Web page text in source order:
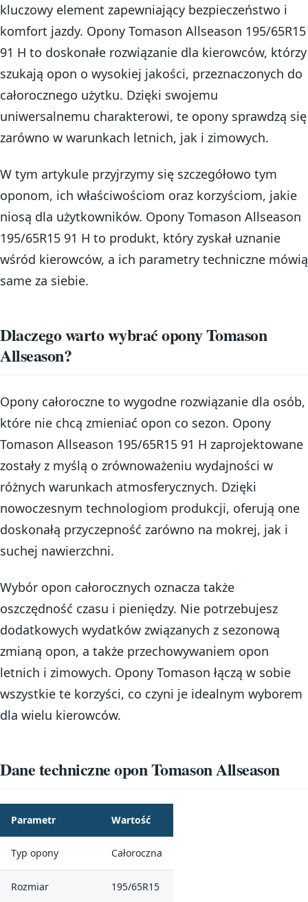
kluczowy element zapewniający bezpieczeństwo i
komfort jazdy. Opony Tomason Allseason 195/65R15
91 H to doskonałe rozwiązanie dla kierowców, którzy
szukają opon o wysokiej jakości, przeznaczonych do
całorocznego użytku. Dzięki swojemu
uniwersalnemu charakterowi, te opony sprawdzą się
zarówno w warunkach letnich, jak i zimowych.
W tym artykule przyjrzymy się szczegółowo tym
oponom, ich właściwościom oraz korzyściom, jakie
niosą dla użytkowników. Opony Tomason Allseason
195/65R15 91 H to produkt, który zyskał uznanie
wśród kierowców, a ich parametry techniczne mówią
same za siebie.
Dlaczego warto wybrać opony Tomason
Allseason?
Opony całoroczne to wygodne rozwiązanie dla osób,
które nie chcą zmieniać opon co sezon. Opony
Tomason Allseason 195/65R15 91 H zaprojektowane
zostały z myślą o zrównoważeniu wydajności w
różnych warunkach atmosferycznych. Dzięki
nowoczesnym technologiom produkcji, oferują one
doskonałą przyczepność zarówno na mokrej, jak i
suchej nawierzchni.
Wybór opon całorocznych oznacza także
oszczędność czasu i pieniędzy. Nie potrzebujesz
dodatkowych wydatków związanych z sezonową
zmianą opon, a także przechowywaniem opon
letnich i zimowych. Opony Tomason łączą w sobie
wszystkie te korzyści, co czyni je idealnym wyborem
dla wielu kierowców.
Dane techniczne opon Tomason Allseason
Parametr Wartość
Typ opony Całoroczna
Rozmiar 195/65R15